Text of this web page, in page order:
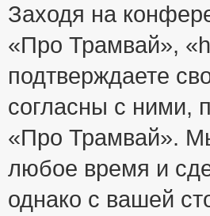
Заходя на
«Про Трамвай»,
подтверждаете
согласны с ними,
«Про Трамвай».
любое время и
однако с вашей